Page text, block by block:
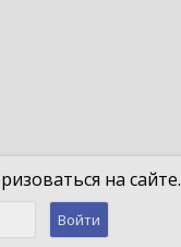
на сайте.
Войти